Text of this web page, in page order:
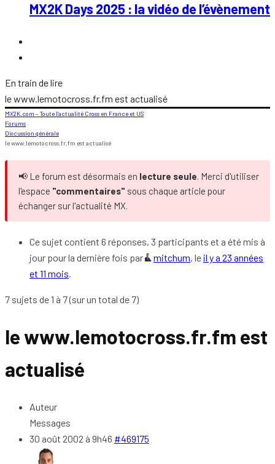
MX2K Days 2025 : la vidéo de l’évènement
En train de lire
le www.lemotocross.fr.fm est actualisé
MX2K.com – Toute l’actualité Cross en France et US
Forums
Discussion générale
le www.lemotocross.fr.fm est actualisé
📢 Le forum est désormais en lecture seule. Merci d'utiliser
l'espace "commentaires" sous chaque article pour
échanger sur l'actualité MX.
Ce sujet contient 6 réponses, 3 participants et a été mis à
jour pour la dernière fois par
mitchum, le il y a 23 années
et 11 mois.
7 sujets de 1 à 7 (sur un total de 7)
le www.lemotocross.fr.fm est
actualisé
Auteur
Messages
30 août 2002 à 9h46 #469175